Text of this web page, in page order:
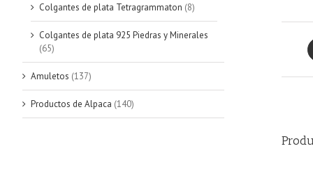
Colgantes de plata Tetragrammaton (8)
Colgantes de plata 925 Piedras y Minerales
(65)
Amuletos (137)
Productos de Alpaca (140)